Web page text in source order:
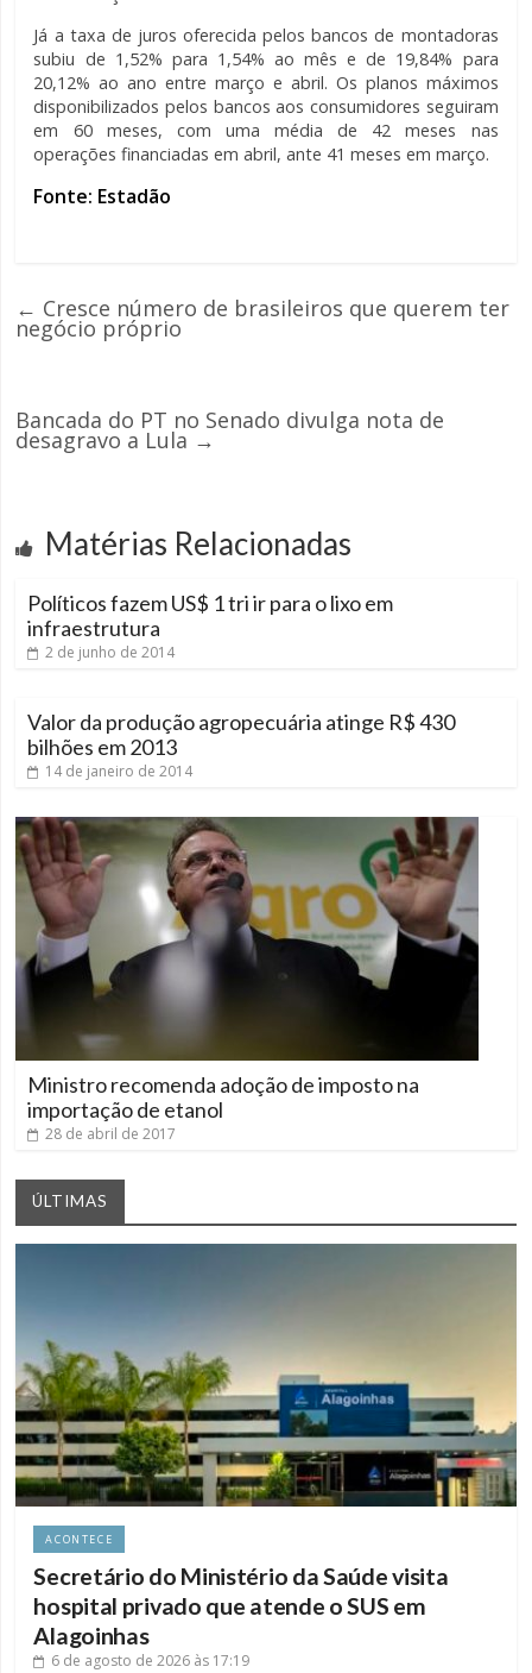
Já a taxa de juros oferecida pelos bancos de montadoras
subiu de 1,52% para 1,54% ao mês e de 19,84% para
20,12% ao ano entre março e abril. Os planos máximos
disponibilizados pelos bancos aos consumidores seguiram
em 60 meses, com uma média de 42 meses nas
operações financiadas em abril, ante 41 meses em março.
Fonte: Estadão
← Cresce número de brasileiros que querem ter
negócio próprio
Bancada do PT no Senado divulga nota de
desagravo a Lula →
Matérias Relacionadas
Políticos fazem US$ 1 tri ir para o lixo em
infraestrutura
2 de junho de 2014
Valor da produção agropecuária atinge R$ 430
bilhões em 2013
14 de janeiro de 2014
Ministro recomenda adoção de imposto na
importação de etanol
28 de abril de 2017
ÚLTIMAS
ACONTECE
Secretário do Ministério da Saúde visita
hospital privado que atende o SUS em
Alagoinhas
6 de agosto de 2026 às 17:19